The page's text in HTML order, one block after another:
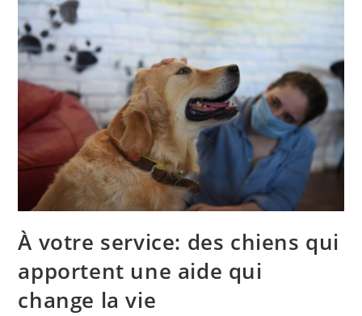
À votre service: des chiens qui
apportent une aide qui
change la vie